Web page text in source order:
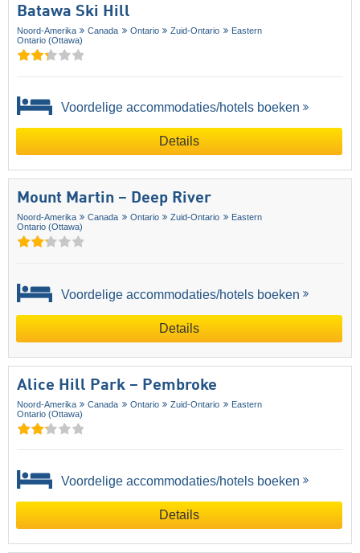
Batawa Ski Hill
Noord-Amerika Canada Ontario Zuid-Ontario
Eastern
Ontario (Ottawa)
Voordelige accommodaties/hotels boeken
Details
Mount Martin – Deep River
Noord-Amerika Canada Ontario Zuid-Ontario
Eastern
Ontario (Ottawa)
Voordelige accommodaties/hotels boeken
Details
Alice Hill Park – Pembroke
Noord-Amerika Canada Ontario Zuid-Ontario
Eastern
Ontario (Ottawa)
Voordelige accommodaties/hotels boeken
Details